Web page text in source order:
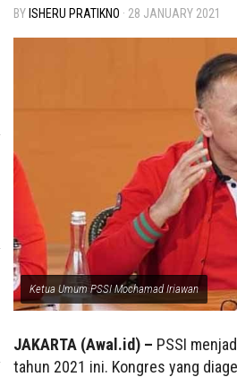
BY ISHERU PRATIKNO · 28 JANUARY 2021
Ketua Umum PSSI Mochamad Iriawan
JAKARTA (Awal.id) – PSSI
tahun 2021 ini. Kongres yang